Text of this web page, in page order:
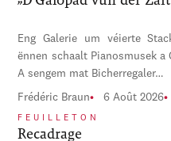
Eng Galerie um véierte
ënnen schaalt Pianosmusek a
A sengem mat Bicherregaler…
Frédéric Braun 6 Août 2026
FEUILLETON
Recadrage